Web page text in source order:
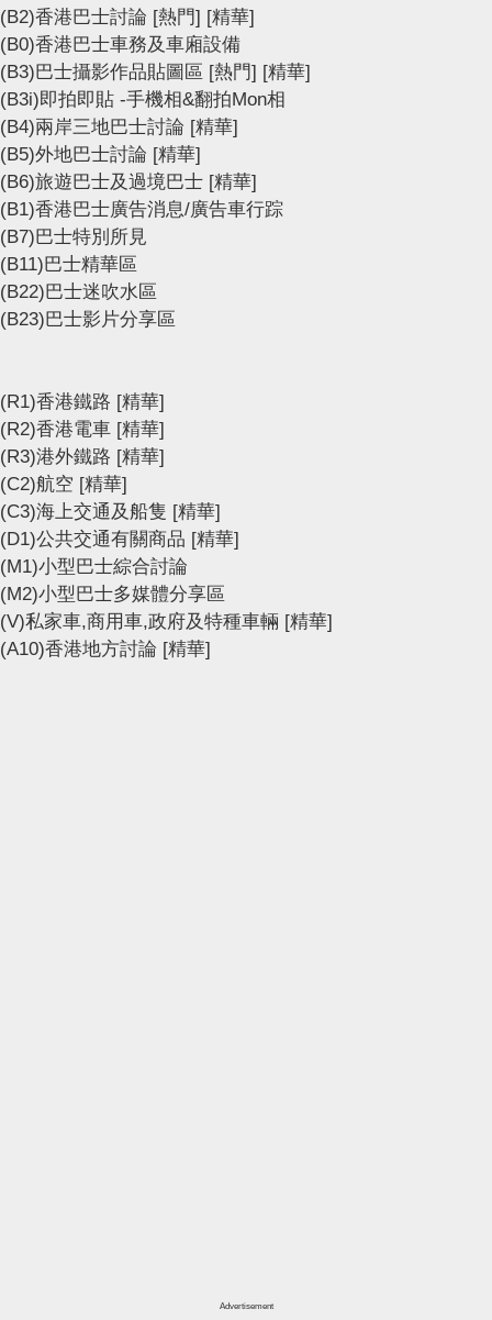
(B2)香港巴士討論 [熱門] [精華]
(B0)香港巴士車務及車廂設備
(B3)巴士攝影作品貼圖區 [熱門] [精華]
(B3i)即拍即貼 -手機相&翻拍Mon相
(B4)兩岸三地巴士討論 [精華]
(B5)外地巴士討論 [精華]
(B6)旅遊巴士及過境巴士 [精華]
(B1)香港巴士廣告消息/廣告車行踪
(B7)巴士特別所見
(B11)巴士精華區
(B22)巴士迷吹水區
(B23)巴士影片分享區
(R1)香港鐵路 [精華]
(R2)香港電車 [精華]
(R3)港外鐵路 [精華]
(C2)航空 [精華]
(C3)海上交通及船隻 [精華]
(D1)公共交通有關商品 [精華]
(M1)小型巴士綜合討論
(M2)小型巴士多媒體分享區
(V)私家車,商用車,政府及特種車輛 [精華]
(A10)香港地方討論 [精華]
Advertisement